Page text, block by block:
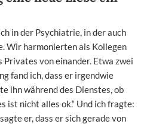
in der Psychiatrie, in der auch
Wir harmonierten als Kollegen
von einander. Etwa zwei
fand ich, dass er irgendwie
ihn während des Dienstes, ob
ist nicht alles ok.“ Und ich fragte:
er, dass er sich gerade von